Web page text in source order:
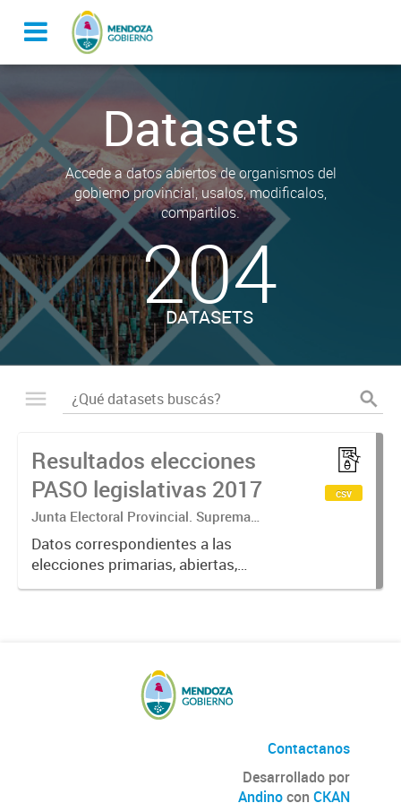
Datasets
Accede a datos abiertos de organismos del
gobierno provincial, usalos, modificalos,
compartilos.
204
DATASETS
Resultados elecciones
PASO legislativas 2017
Junta Electoral Provincial. Suprema
Corte de Justicia. Poder Judicial
Mendoza.
Datos correspondientes a las
elecciones primarias, abiertas,
simultáneas y obligatorias de
csv
Contactanos
Desarrollado por
Andinocon CKAN